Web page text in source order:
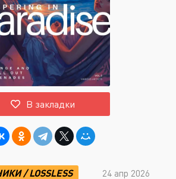
ВОЙТИ НА САЙТ
Восстановить пароль
Или войти через
В закладки
/LOSSLESS 24 апр 2026